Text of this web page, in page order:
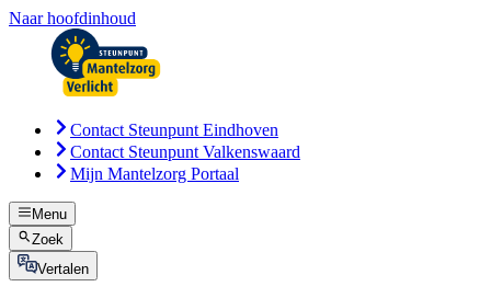
Naar hoofdinhoud
Contact Steunpunt Eindhoven
Contact Steunpunt Valkenswaard
Mijn Mantelzorg Portaal
Menu
Zoek
Vertalen